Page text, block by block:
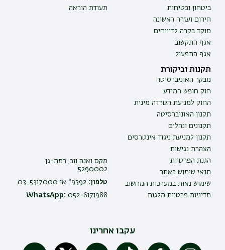
ביטחון ובטיחות
חירום ועזרה ראשונה
מוקד בקרה לדיווחים
אגף התקשוב
אגף התפעול
תעודת הוראה
תקנות וביקורת
מבקר האוניברסיטה
חוק חופש המידע
החוק למניעת הטרדה מינית
תקנון האוניברסיטה
תקנונים ונהלים
תקנון למניעת ניגוד אינטרסים
הצהרת נגישות
הגנת הפרטיות
תנאי שימוש באתר
שימוש נאות במערכות המחשוב
מדיניות פרטיות מלגות
מקס ואנה ווב, רמת-גן
5290002
טלפון:
WhatsApp: 052-6171988
עקבו אחרינו